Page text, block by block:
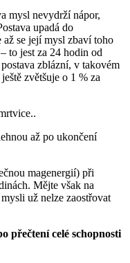
mysl nevydrží nápor,
upadá do
až se její mysl zbaví toho
to jest za 24 hodin od
zblázní, v takovém
zvětšuje o 1 % za
až po ukončení
magenergií) při
Mějte však na
už nelze zaostřovat
přečtení celé schopnosti